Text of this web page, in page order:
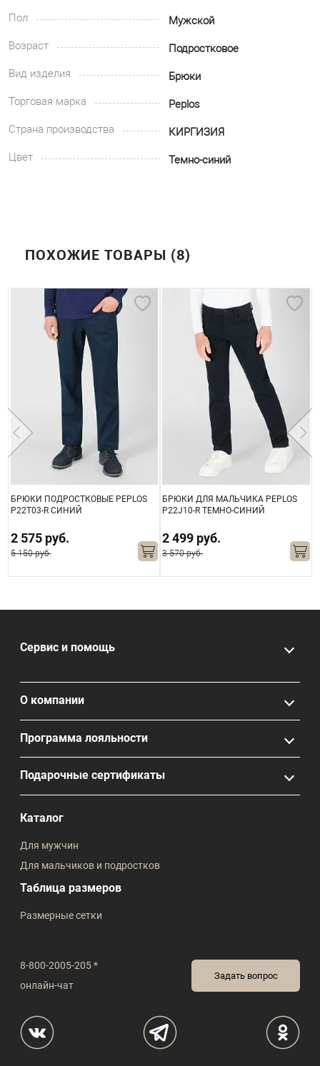
Пол
Мужской
Возраст
Подростковое
Вид изделия
Брюки
Торговая марка
Peplos
Страна производства
КИРГИЗИЯ
Цвет
Темно-синий
ПОХОЖИЕ ТОВАРЫ (8)
БРЮКИ ПОДРОСТКОВЫЕ PEPLOS
P22T03-R СИНИЙ
2 575 руб.
5 150 руб.
БРЮКИ ДЛЯ МАЛЬЧИКА PEPLOS
P22J10-R ТЕМНО-СИНИЙ
2 499 руб.
3 570 руб.
8-800-2005-205 *
онлайн-чат
Задать вопрос
Сервис и помощь
О компании
Программа лояльности
Подарочные сертификаты
Каталог
Для мужчин
Для мальчиков и подростков
Таблица размеров
Размерные сетки